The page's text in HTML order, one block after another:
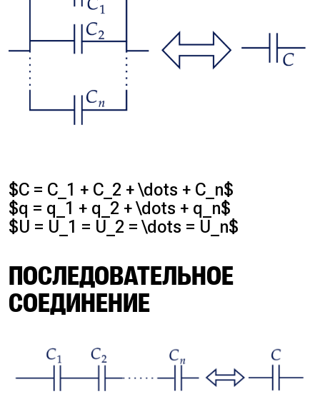
$C = C_1 + C_2 + \dots + C_n$
$q = q_1 + q_2 + \dots + q_n$
$U = U_1 = U_2 = \dots = U_n$
ПОСЛЕДОВАТЕЛЬНОЕ
СОЕДИНЕНИЕ